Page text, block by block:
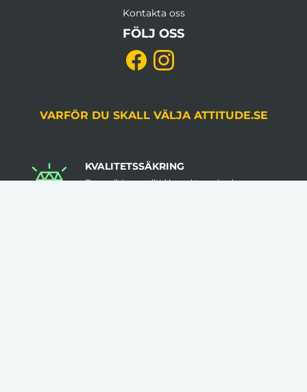
Kontakta oss
FÖLJ OSS
VARFÖR DU SKALL VÄLJA ATTITUDE.SE
KVALITETSSÄKRING
Du godkänner alltid korrektur, gjord av en